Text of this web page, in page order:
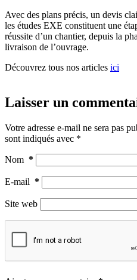
Avec des plans précis, un devis
les études EXE constituent une
réussite d’un chantier, depuis la
livraison de l’ouvrage.
Découvrez tous nos articles ici
Laisser un
Votre adresse e-mail ne sera pas
sont indiqués avec *
Nom *
E-mail *
Site web